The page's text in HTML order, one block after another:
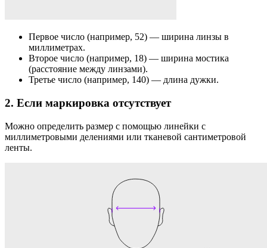
Первое число (например, 52) — ширина линзы в
миллиметрах.
Второе число (например, 18) — ширина мостика
(расстояние между линзами).
Третье число (например, 140) — длина дужки.
2. Если маркировка отсутствует
Можно определить размер с помощью линейки с
миллиметровыми делениями или тканевой сантиметровой
ленты.